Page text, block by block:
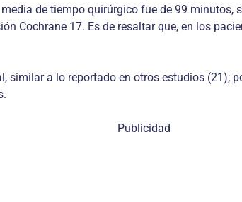
de tiempo quirúrgico fue de 99
Cochrane 17. Es de resaltar que, en los
similar a lo reportado en otros estudios (21);
Publicidad